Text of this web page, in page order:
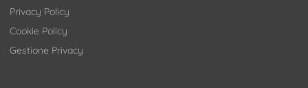
Privacy Policy
Cookie Policy
Gestione Privacy